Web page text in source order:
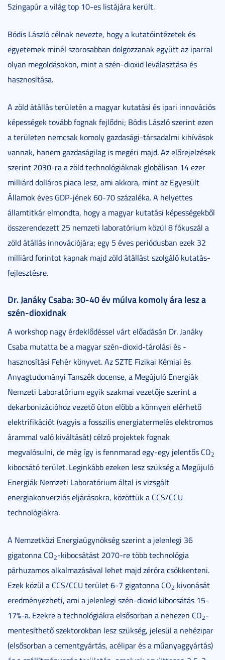
Szingapúr a világ top 10-es listájára került.
Bódis László célnak nevezte, hogy a kutatóintézetek és
egyetemek minél szorosabban dolgozzanak együtt az iparral
olyan megoldásokon, mint a szén-dioxid leválasztása és
hasznosítása.
A zöld átállás területén a magyar kutatási és ipari innovációs
képességek tovább fognak fejlődni; Bódis László szerint ezen
a területen nemcsak komoly gazdasági-társadalmi kihívások
vannak, hanem gazdaságilag is megéri majd. Az előrejelzések
szerint 2030-ra a zöld technológiáknak globálisan 14 ezer
milliárd dolláros piaca lesz, ami akkora, mint az Egyesült
Államok éves GDP-jének 60-70 százaléka. A helyettes
államtitkár elmondta, hogy a magyar kutatási képességekből
összerendezett 25 nemzeti laboratórium közül 8 fókuszál a
zöld átállás innovációjára; egy 5 éves periódusban ezek 32
milliárd forintot kapnak majd zöld átállást szolgáló kutatás-
fejlesztésre.
Dr. Janáky Csaba: 30-40 év múlva komoly ára lesz a
szén-dioxidnak
A workshop nagy érdeklődéssel várt előadásán Dr. Janáky
Csaba mutatta be a magyar szén-dioxid-tárolási és -
hasznosítási Fehér könyvet. Az SZTE Fizikai Kémiai és
Anyagtudományi Tanszék docense, a Megújuló Energiák
Nemzeti Laboratórium egyik szakmai vezetője szerint a
dekarbonizációhoz vezető úton előbb a könnyen elérhető
elektrifikációt (vagyis a fosszilis energiatermelés elektromos
árammal való kiváltását) célzó projektek fognak
megvalósulni, de még így is fennmarad egy-egy jelentős CO2
kibocsátó terület. Leginkább ezeken lesz szükség a Megújuló
Energiák Nemzeti Laboratórium által is vizsgált
energiakonverziós eljárásokra, közöttük a CCS/CCU
technológiákra.
A Nemzetközi Energiaügynökség szerint a jelenlegi 36
gigatonna CO2-kibocsátást 2070-re több technológia
párhuzamos alkalmazásával lehet majd zéróra csökkenteni.
Ezek közül a CCS/CCU terület 6-7 gigatonna CO2 kivonását
eredményezheti, ami a jelenlegi szén-dioxid kibocsátás 15-
17%-a. Ezekre a technológiákra elsősorban a nehezen CO2-
mentesíthető szektorokban lesz szükség, jelesül a nehézipar
(elsősorban a cementgyártás, acélipar és a műanyaggyártás)